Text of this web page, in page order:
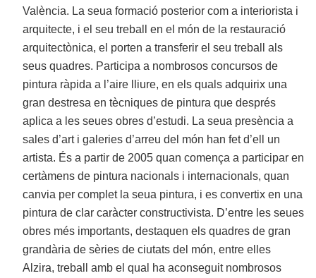
València. La seua formació posterior com a interiorista i
arquitecte, i el seu treball en el món de la restauració
arquitectònica, el porten a transferir el seu treball als
seus quadres. Participa a nombrosos concursos de
pintura ràpida a l’aire lliure, en els quals adquirix una
gran destresa en tècniques de pintura que després
aplica a les seues obres d’estudi. La seua presència a
sales d’art i galeries d’arreu del món han fet d’ell un
artista. És a partir de 2005 quan comença a participar en
certàmens de pintura nacionals i internacionals, quan
canvia per complet la seua pintura, i es convertix en una
pintura de clar caràcter constructivista. D’entre les seues
obres més importants, destaquen els quadres de gran
grandària de sèries de ciutats del món, entre elles
Alzira, treball amb el qual ha aconseguit nombrosos